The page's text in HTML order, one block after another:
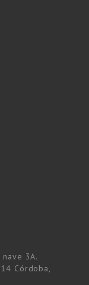
3A.
Córdoba,